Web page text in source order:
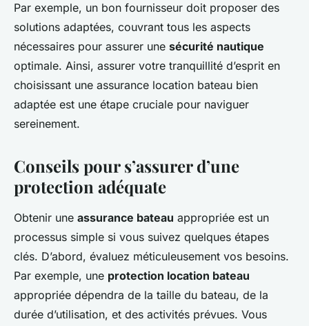
Par exemple, un bon fournisseur doit proposer des
solutions adaptées, couvrant tous les aspects
nécessaires pour assurer une sécurité nautique
optimale. Ainsi, assurer votre tranquillité d’esprit en
choisissant une assurance location bateau bien
adaptée est une étape cruciale pour naviguer
sereinement.
Conseils pour s’assurer d’une
protection adéquate
Obtenir une assurance bateau appropriée est un
processus simple si vous suivez quelques étapes
clés. D’abord, évaluez méticuleusement vos besoins.
Par exemple, une protection location bateau
appropriée dépendra de la taille du bateau, de la
durée d’utilisation, et des activités prévues. Vous